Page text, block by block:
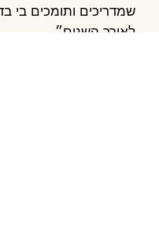
שמדריכים ותומכים בי
לאורך השנים״